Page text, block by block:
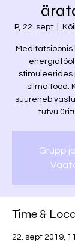
P, 22. sept
  |
stimuleerides
silma tööd.
suureneb
tutvu
Grupp
Time &
22. sept 2019,